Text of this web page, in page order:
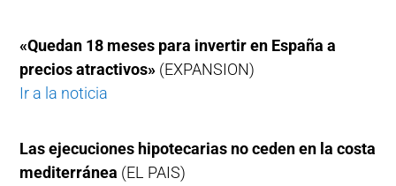
«Quedan 18 meses para invertir en España a
precios atractivos» (EXPANSION)
Ir a la noticia
Las ejecuciones hipotecarias no ceden en la costa
mediterránea (EL PAIS)